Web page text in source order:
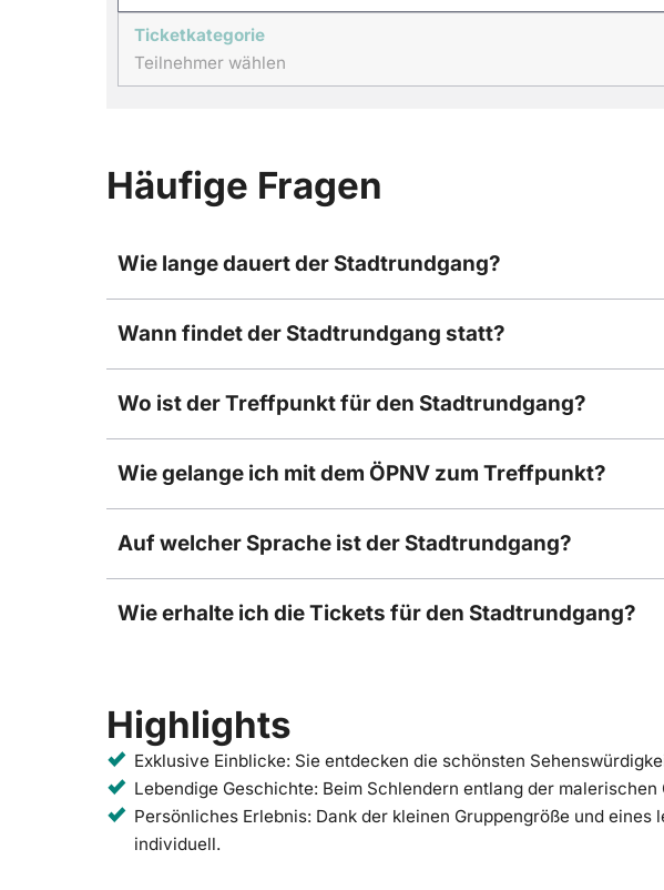
Ticketkategorie
Teilnehmer wählen
Häufige Fragen
Wie lange dauert der Stadtrundgang?
Wann findet der Stadtrundgang statt?
Wo ist der Treffpunkt für den Stadtrundgang?
Wie gelange ich mit dem ÖPNV zum Treffpunkt?
Auf welcher Sprache ist der Stadtrundgang?
Wie erhalte ich die Tickets für den Stadtrundgang?
Highlights
Exklusive Einblicke: Sie entdecken die schönsten
Lebendige Geschichte: Beim Schlendern entlang der
Persönliches Erlebnis: Dank der kleinen Gruppengröße und
individuell.